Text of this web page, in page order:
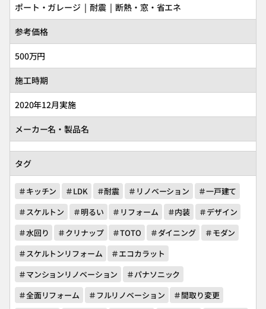
ポート・ガレージ | 耐震 | 断熱・窓・省エネ
参考価格
500万円
施工時期
2020年12月実施
メーカー名・製品名
タグ
＃キッチン ＃LDK ＃耐震 ＃リノベーション
＃一戸建て
＃スケルトン
＃明るい ＃リフォーム ＃内装
＃デザイン
＃水回り
＃クリナップ ＃TOTO ＃ダイニング
＃モダン
＃スケルトンリフォーム
＃エコカラット
＃マンションリノベーション
＃パナソニック
＃全面リフォーム
＃フルリノベーション
＃間取り変更